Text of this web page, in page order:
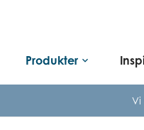
Produkter keyboard_arrow_down
Vi